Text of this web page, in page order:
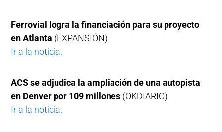
Ferrovial logra la financiación para su proyecto
en Atlanta (EXPANSIÓN)
Ir a la noticia.
ACS se adjudica la ampliación de una autopista
en Denver por 109 millones (OKDIARIO)
Ir a la noticia.